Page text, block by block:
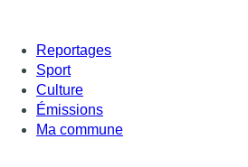
Reportages
Sport
Culture
Émissions
Ma commune